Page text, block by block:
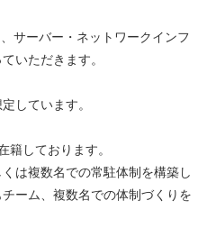
サーバー・ネットワークインフ
いただきます。
しています。
籍しております。
は複数名での常駐体制を構築し
ーム、複数名での体制づくりを